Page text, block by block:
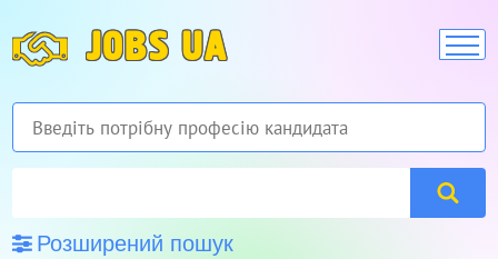
JOBS UA
Розширений пошук